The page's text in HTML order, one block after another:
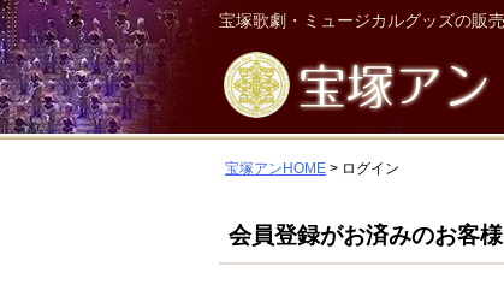
宝塚歌劇・ミュージカルグッズの販
宝塚アンHOME ログイン
会員登録がお済みのお客様